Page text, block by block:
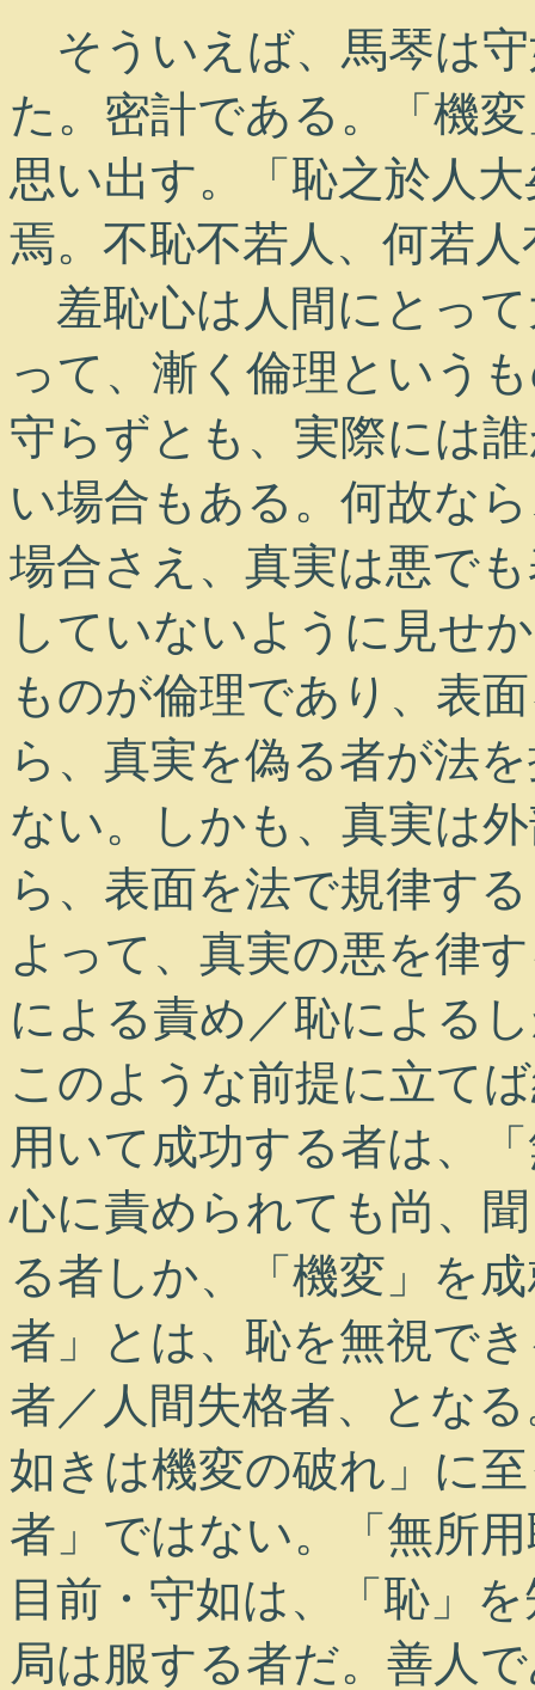
そういえば、馬琴は
た。密計である。「機
思い出す。「恥之於人
焉。不恥不若人、何若
羞恥心は人間にとっ
って、漸く倫理という
守らずとも、実際には
い場合もある。何故な
場合さえ、真実は悪で
していないように見せ
ものが倫理であり、表
ら、真実を偽る者が法
ない。しかも、真実は
ら、表面を法で規律す
よって、真実の悪を律
による責め／恥による
このような前提に立て
用いて成功する者は、
心に責められても尚、
る者しか、「機変」を
者」とは、恥を無視で
者／人間失格者、とな
如きは機変の破れ」に
者」ではない。「無所
目前・守如は、「恥」
局は服する者だ。善人